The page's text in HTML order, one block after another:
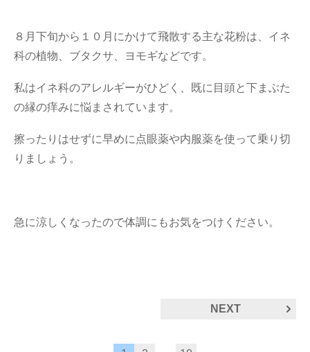
８月下旬から１０月にかけて飛散する主な花粉は、イネ
科の植物、ブタクサ、ヨモギなどです。
私はイネ科のアレルギーがひどく、既に目頭と下まぶた
の縁の痒みに悩まされています。
擦ったりはせずに早めに点眼薬や内服薬を使って乗り切
りましょう。
急に涼しくなったので体調にもお気をつけください。
NEXT